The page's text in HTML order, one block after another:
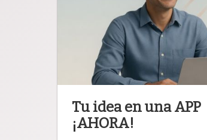
Tu idea en una APP
¡AHORA!